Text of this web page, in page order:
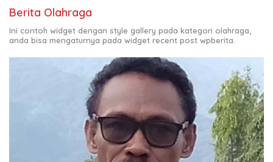
Berita Olahraga
Ini contoh widget dengan style gallery pada kategori olahraga,
anda bisa mengaturnya pada widget recent post wpberita.